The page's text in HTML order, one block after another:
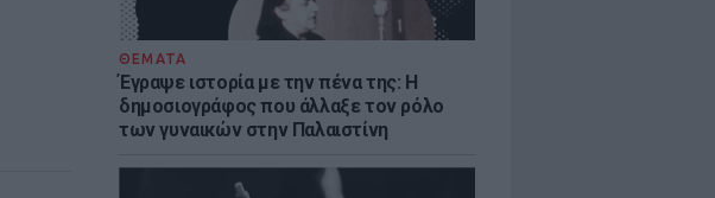
ΘΕΜΑΤΑ
Έγραψε ιστορία με την πένα της: Η
δημοσιογράφος που άλλαξε τον ρόλο
των γυναικών στην Παλαιστίνη